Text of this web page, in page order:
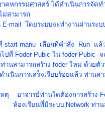
คหกรรมศาสตร์ ได้ดำเนินการจัดท
สามารถ
E-mail โดยระบบจะทำงานผ่านระบ
start manu เลือกที่คำสั่ง
Run แล้
ไปที่ Foder Pubic ใน foder Pubic จ
านสามารถสร้าง foder ใหม่ ด้วยตัว
ำเนินการเสร็จเรียบร้อยแล้ว ท่านส
ตุ อาจารย์ท่านใดต้องการสร้าง
รียนที่มีระบบ Network ท่าน